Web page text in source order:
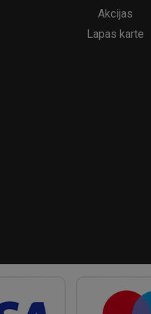
Akcijas
Lapas karte